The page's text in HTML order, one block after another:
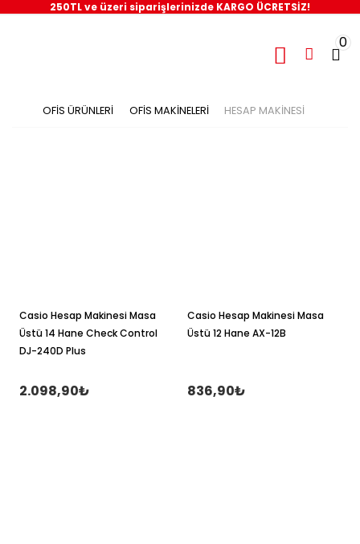
250TL ve üzeri siparişlerinizde KARGO ÜCRETSİZ!
0
OFİS ÜRÜNLERİ OFİS MAKİNELERİ HESAP MAKİNESİ
Casio Hesap Makinesi Masa
Üstü 14 Hane Check Control
DJ-240D Plus
2.098,90₺
Casio Hesap Makinesi Masa
Üstü 12 Hane AX-12B
836,90₺